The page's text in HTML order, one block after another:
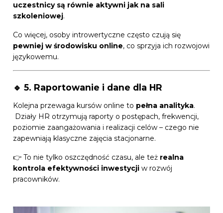
uczestnicy są równie aktywni jak na sali
szkoleniowej.
Co więcej, osoby introwertyczne często czują się
pewniej w środowisku online, co sprzyja ich rozwojowi
językowemu.
🔹 5. Raportowanie i dane dla HR
Kolejna przewaga kursów online to pełna analityka.
Działy HR otrzymują raporty o postępach, frekwencji,
poziomie zaangażowania i realizacji celów – czego nie
zapewniają klasyczne zajęcia stacjonarne.
👉 To nie tylko oszczędność czasu, ale też realna
kontrola efektywności inwestycji w rozwój
pracowników.